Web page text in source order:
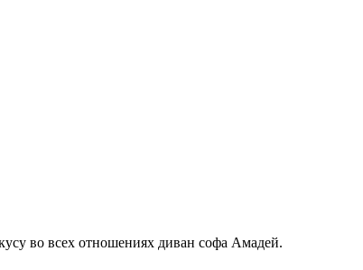
во всех отношениях диван софа Амадей.